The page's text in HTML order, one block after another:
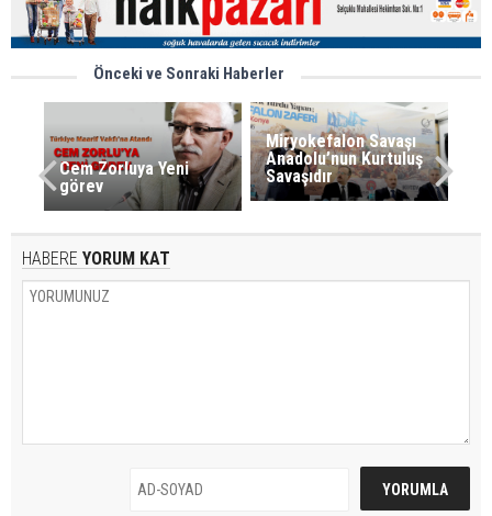
Önceki ve Sonraki Haberler
Cem Zorluya Yeni
görev
Miryokefalon Savaşı
Anadolu’nun Kurtuluş
Savaşıdır
HABERE YORUM KAT